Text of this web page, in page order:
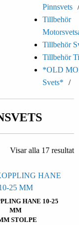
Pinnsvets
Tillbehör
Tillbehör
Tillbehör
*OLD
Svets*
Visar alla 17 resultat
HANE 10-25
MM
STOLPE